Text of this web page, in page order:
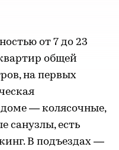
от 7 до 23
общей
на первых
— колясочные,
санузлы, есть
В подъездах —